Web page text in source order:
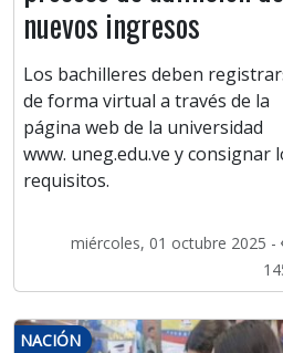
nuevos ingresos
Los bachilleres deben
de forma virtual a través de la
página web de la universidad
www. uneg.edu.ve y consignar
requisitos.
miércoles, 01 octubre 2025 -
NACIÓN